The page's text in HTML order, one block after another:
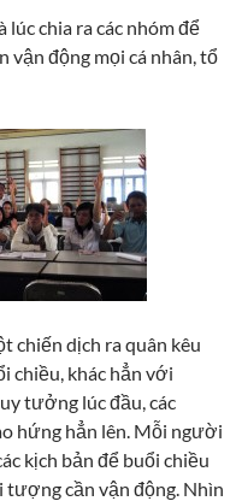
lúc chia ra các nhóm để
động mọi cá nhân, tổ
chiến dịch ra quân kêu
chiều, khác hẳn với
tưởng lúc đầu, các
hứng hẳn lên. Mỗi người
kịch bản để buổi chiều
cần vận động. Nhìn